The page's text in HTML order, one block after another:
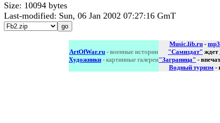
Size: 10094 bytes
Last-modified: Sun, 06 Jan 2002 07:27:16 GmT
ArtOfWar.ru - военные истории
Художники - картинные галереи
Music.lib.ru - mp3
"Самиздат" ждет
"Заграница" -
Водный туризм -